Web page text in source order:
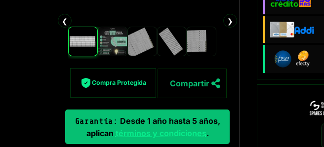
❮ ❯
Compra Protegida Compartir
Garantía: Desde 1 año hasta 5 años,
aplican términos y condiciones.